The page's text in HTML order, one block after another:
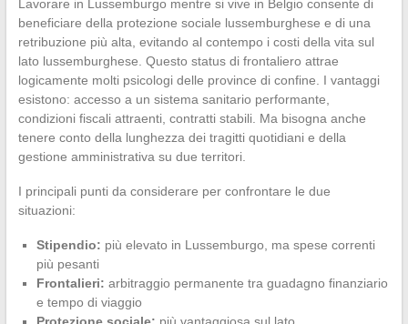
Lavorare in Lussemburgo mentre si vive in Belgio consente di
beneficiare della protezione sociale lussemburghese e di una
retribuzione più alta, evitando al contempo i costi della vita sul
lato lussemburghese. Questo status di frontaliero attrae
logicamente molti psicologi delle province di confine. I vantaggi
esistono: accesso a un sistema sanitario performante,
condizioni fiscali attraenti, contratti stabili. Ma bisogna anche
tenere conto della lunghezza dei tragitti quotidiani e della
gestione amministrativa su due territori.
I principali punti da considerare per confrontare le due
situazioni:
Stipendio: più elevato in Lussemburgo, ma spese correnti
più pesanti
Frontalieri: arbitraggio permanente tra guadagno finanziario
e tempo di viaggio